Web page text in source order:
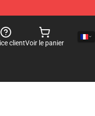
clientVoir le panier